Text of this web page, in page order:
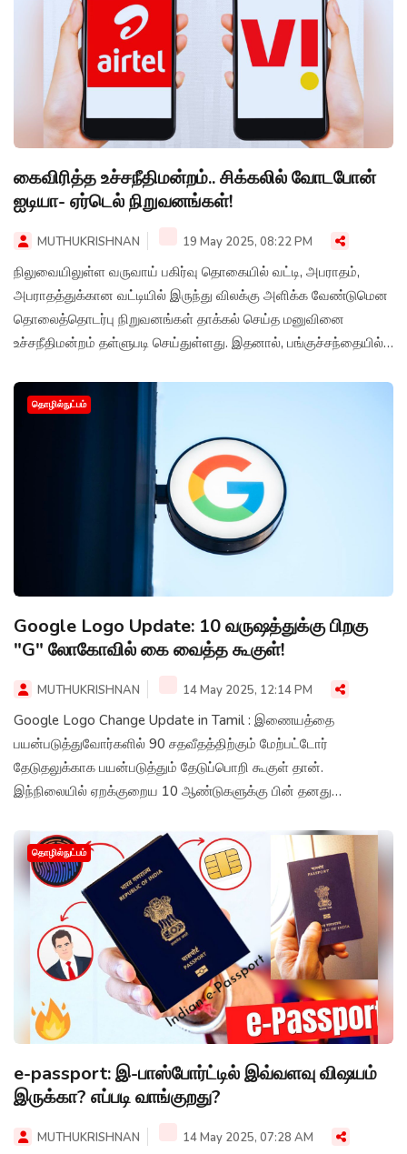
கைவிரித்த உச்சநீதிமன்றம்.. சிக்கலில் வோடபோன்
ஐடியா- ஏர்டெல் நிறுவனங்கள்!
MUTHUKRISHNAN 19 May 2025, 08:22 PM
நிலுவையிலுள்ள வருவாய் பகிர்வு தொகையில் வட்டி, அபராதம்,
அபராதத்துக்கான வட்டியில் இருந்து விலக்கு அளிக்க வேண்டுமென
தொலைத்தொடர்பு நிறுவனங்கள் தாக்கல் செய்த மனுவினை
உச்சநீதிமன்றம் தள்ளுபடி செய்துள்ளது. இதனால், பங்குச்சந்தையில்
வர்த்தக நேர முடிவில் வோடபோன் ஜடியாவின் பங்கு கிட்டத்தட்ட 9
சதவீதம் சரிந்திருந்தது.
தொழில்நுட்பம்
Google Logo Update: 10 வருஷத்துக்கு பிறகு
"G" லோகோவில் கை வைத்த கூகுள்!
MUTHUKRISHNAN 14 May 2025, 12:14 PM
Google Logo Change Update in Tamil : இணையத்தை
பயன்படுத்துவோர்களில் 90 சதவீதத்திற்கும் மேற்பட்டோர்
தேடுதலுக்காக பயன்படுத்தும் தேடுப்பொறி கூகுள் தான்.
இந்நிலையில் ஏறக்குறைய 10 ஆண்டுகளுக்கு பின் தனது
தொழில்நுட்பம்
e-passport: இ-பாஸ்போர்ட்டில் இவ்வளவு விஷயம்
இருக்கா? எப்படி வாங்குறது?
MUTHUKRISHNAN 14 May 2025, 07:28 AM